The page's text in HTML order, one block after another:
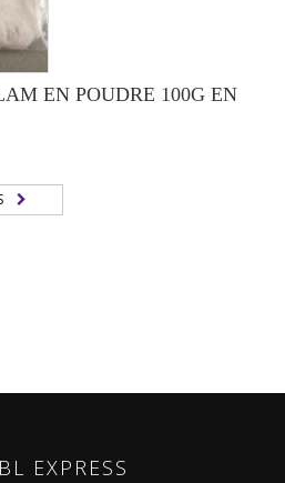
EN POUDRE 100G EN
EXPRESS